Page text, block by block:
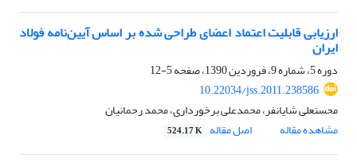
ارزیابی قابلیت اعتماد اعضای طراحی شده بر اساس آیین‌نامه فولاد
ایران
دوره 5، شماره 9، فروردین 1390، صفحه
5-12
10.22034/jss.2011.238586
محسنعلی شایانفر، محمدعلی برخورداری، محمد رحمانیان
مشاهده مقاله
اصل مقاله 524.17 K